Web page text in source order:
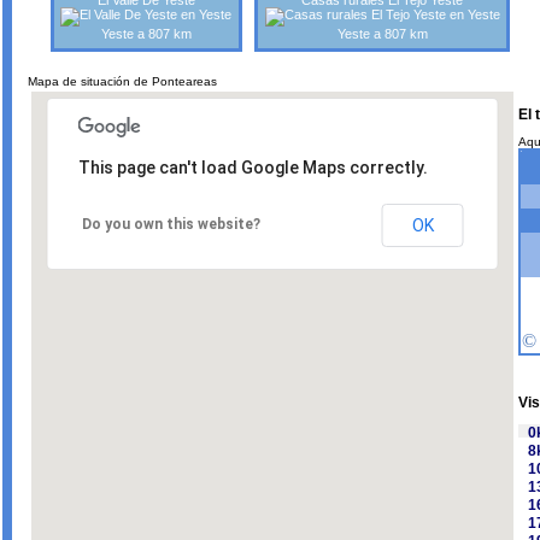
Yeste a 807 km Yeste a 807 km
Mapa de situación de Ponteareas
This page can't load Google Maps correctly.
Do you own this website? OK
El